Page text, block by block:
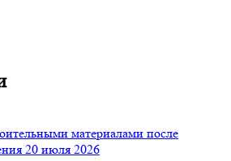
материалами после
20 июля 2026